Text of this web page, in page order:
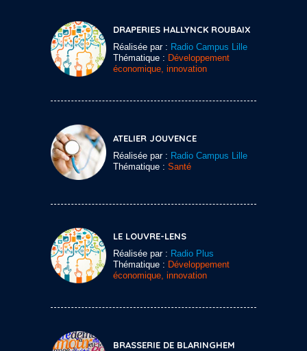
DRAPERIES HALLYNCK ROUBAIX
Réalisée par : Radio Campus Lille
Thématique : Développement
économique, innovation
ATELIER JOUVENCE
Réalisée par : Radio Campus Lille
Thématique : Santé
LE LOUVRE-LENS
Réalisée par : Radio Plus
Thématique : Développement
économique, innovation
BRASSERIE DE BLARINGHEM